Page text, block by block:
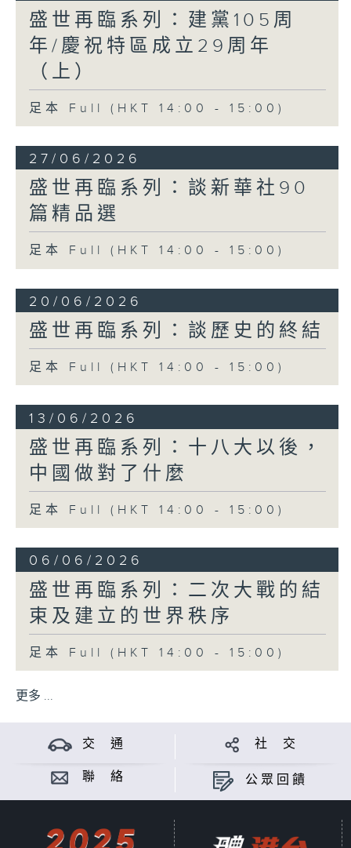
盛世再臨系列：建黨105周
年/慶祝特區成立29周年
（上）
足本 Full (HKT 14:00 - 15:00)
27/06/2026
盛世再臨系列：談新華社90
篇精品選
足本 Full (HKT 14:00 - 15:00)
20/06/2026
盛世再臨系列：談歷史的終結
足本 Full (HKT 14:00 - 15:00)
13/06/2026
盛世再臨系列：十八大以後，
中國做對了什麼
足本 Full (HKT 14:00 - 15:00)
06/06/2026
盛世再臨系列：二次大戰的結
束及建立的世界秩序
足本 Full (HKT 14:00 - 15:00)
更多 ...
交 通 社 交
聯 絡 公眾回饋